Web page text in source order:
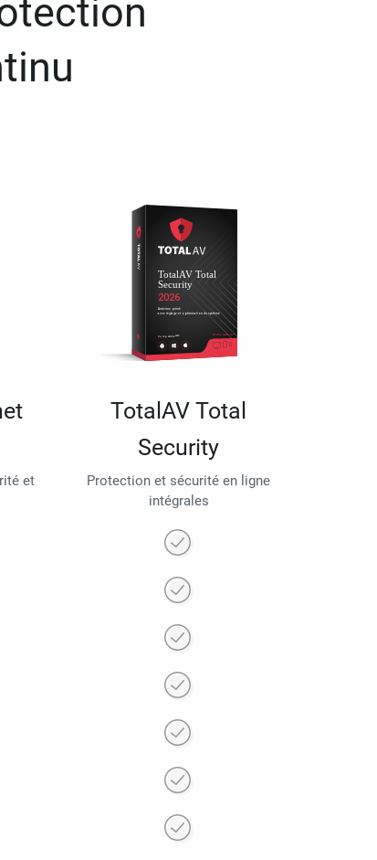
et
TotalAV Total
Security
Protection et sécurité en ligne
intégrales